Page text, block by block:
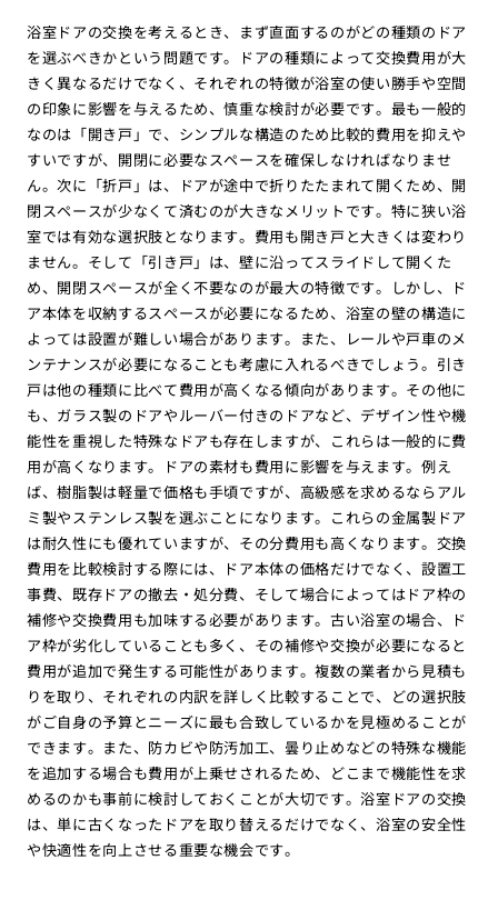
浴室ドアの交換を考えるとき、まず直面するのがどの種類のドア
を選ぶべきかという問題です。ドアの種類によって交換費用が大
きく異なるだけでなく、それぞれの特徴が浴室の使い勝手や空間
の印象に影響を与えるため、慎重な検討が必要です。最も一般的
なのは「開き戸」で、シンプルな構造のため比較的費用を抑えや
すいですが、開閉に必要なスペースを確保しなければなりませ
ん。次に「折戸」は、ドアが途中で折りたたまれて開くため、開
閉スペースが少なくて済むのが大きなメリットです。特に狭い浴
室では有効な選択肢となります。費用も開き戸と大きくは変わり
ません。そして「引き戸」は、壁に沿ってスライドして開くた
め、開閉スペースが全く不要なのが最大の特徴です。しかし、ド
ア本体を収納するスペースが必要になるため、浴室の壁の構造に
よっては設置が難しい場合があります。また、レールや戸車のメ
ンテナンスが必要になることも考慮に入れるべきでしょう。引き
戸は他の種類に比べて費用が高くなる傾向があります。その他に
も、ガラス製のドアやルーバー付きのドアなど、デザイン性や機
能性を重視した特殊なドアも存在しますが、これらは一般的に費
用が高くなります。ドアの素材も費用に影響を与えます。例え
ば、樹脂製は軽量で価格も手頃ですが、高級感を求めるならアル
ミ製やステンレス製を選ぶことになります。これらの金属製ドア
は耐久性にも優れていますが、その分費用も高くなります。交換
費用を比較検討する際には、ドア本体の価格だけでなく、設置工
事費、既存ドアの撤去・処分費、そして場合によってはドア枠の
補修や交換費用も加味する必要があります。古い浴室の場合、ド
ア枠が劣化していることも多く、その補修や交換が必要になると
費用が追加で発生する可能性があります。複数の業者から見積も
りを取り、それぞれの内訳を詳しく比較することで、どの選択肢
がご自身の予算とニーズに最も合致しているかを見極めることが
できます。また、防カビや防汚加工、曇り止めなどの特殊な機能
を追加する場合も費用が上乗せされるため、どこまで機能性を求
めるのかも事前に検討しておくことが大切です。浴室ドアの交換
は、単に古くなったドアを取り替えるだけでなく、浴室の安全性
や快適性を向上させる重要な機会です。